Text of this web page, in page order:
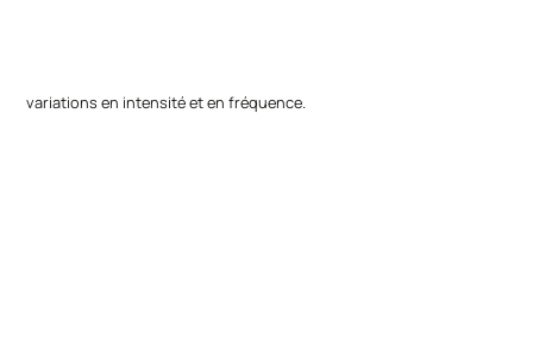
variations en intensité et en fréquence.